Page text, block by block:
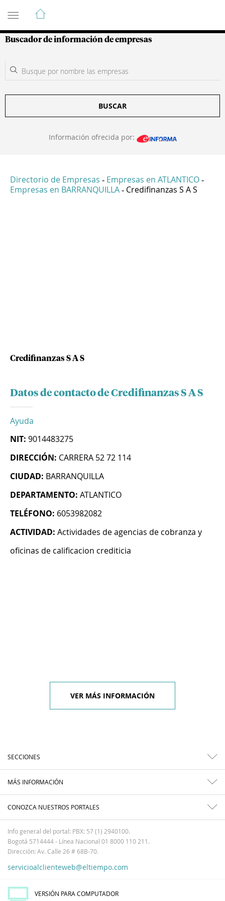
Guía de Empresas Colombianas
Buscador de información de empresas
BUSCAR
Información ofrecida por:
Directorio de Empresas - Empresas en ATLANTICO -
Empresas en BARRANQUILLA - Credifinanzas S A S
Credifinanzas S A S
Datos de contacto de Credifinanzas S A S
Ayuda
NIT: 9014483275
DIRECCIÓN: CARRERA 52 72 114
CIUDAD: BARRANQUILLA
DEPARTAMENTO: ATLANTICO
TELÉFONO: 6053982082
ACTIVIDAD: Actividades de agencias de cobranza y
oficinas de calificacion crediticia
VER MÁS INFORMACIÓN
SECCIONES
MÁS INFORMACIÓN
CONOZCA NUESTROS PORTALES
Info general del portal: PBX: 57 (1) 2940100.
Bogotá 5714444 - Línea Nacional 01 8000 110 211.
Dirección: Av. Calle 26 # 68B-70.
servicioalclienteweb@eltiempo.com
VERSIÓN PARA COMPUTADOR